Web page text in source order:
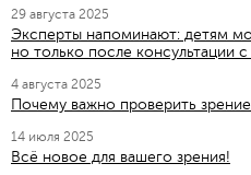
29 августа 2025
Эксперты напоминают: детям
но только после консультации
4 августа 2025
Почему важно проверить
14 июля 2025
Всё новое для вашего зрения!